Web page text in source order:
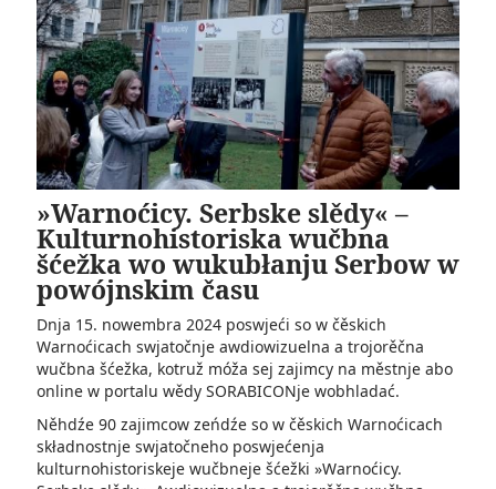
»Warnoćicy. Serbske slědy« –
Kulturnohistoriska wučbna
šćežka wo wukubłanju Serbow w
powójnskim času
Dnja 15. nowembra 2024 po­swjeći so w čěskich
Warnoćicach swjatočnje awdiowizuelna a trojorěčna
wučbna šćežka, kotruž móža sej zajimcy na městnje abo
online w portalu wědy SORABICON­je wobhladać.
Něhdźe 90 zajimcow zeńdźe so w čěskich Warnoćicach
składnostnje swjatočneho poswjećenja
kulturnohistoriskeje wuč­bneje šćežki »Warnoćicy.